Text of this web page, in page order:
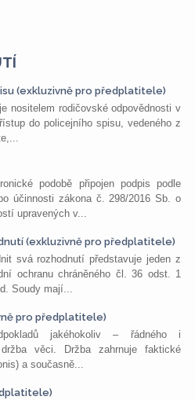
(exkluzivně pro předplatitele)
nositelem rodičovské odpovědnosti v
do policejního spisu, vedeného z
podobě připojen podpis podle
účinnosti zákona č. 298/2016 Sb. o
upravených v...
(exkluzivně pro předplatitele)
svá rozhodnutí představuje jeden z
ochranu chráněného čl. 36 odst. 1
Soudy mají...
pro předplatitele)
jakéhokoliv – řádného i
věci. Držba zahrnuje faktické
a současně...